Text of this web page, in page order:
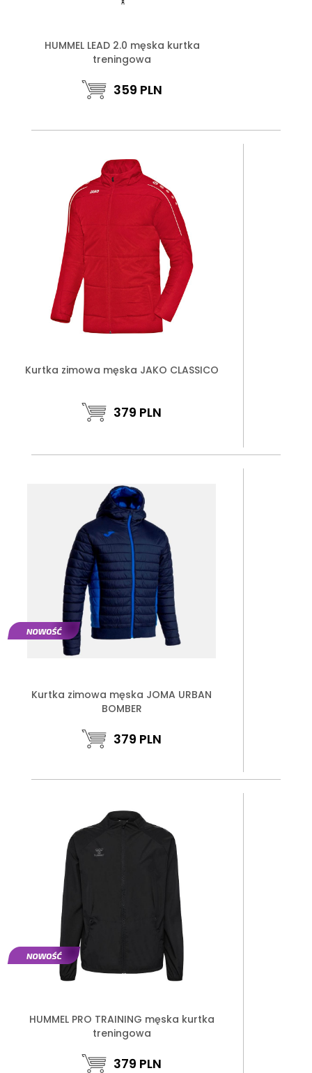
HUMMEL LEAD 2.0 męska kurtka
treningowa
359 PLN
Kurtka zimowa męska JAKO CLASSICO
379 PLN
Kurtka zimowa męska JOMA URBAN
BOMBER
379 PLN
HUMMEL PRO TRAINING męska kurtka
treningowa
379 PLN